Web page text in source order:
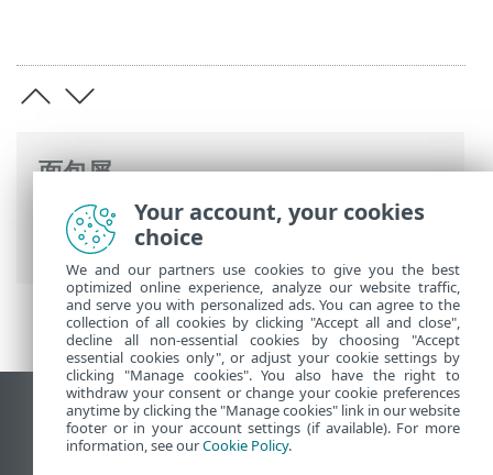
面包屑
ESET 联机帮助>ESET Mail Security>高级
设置>设备保护>
查看桌面站点
End of Life
Your account, your cookies
choice
We and our partners use cookies to give you the best
optimized online experience, analyze our website traffic,
and serve you with personalized ads. You can agree to the
collection of all cookies by clicking "Accept all and close",
decline all non-essential cookies by choosing "Accept
essential cookies only", or adjust your cookie settings by
clicking "Manage cookies". You also have the right to
withdraw your consent or change your cookie preferences
anytime by clicking the "Manage cookies" link in our website
footer or in your account settings (if available). For more
information, see ourCookie Policy.